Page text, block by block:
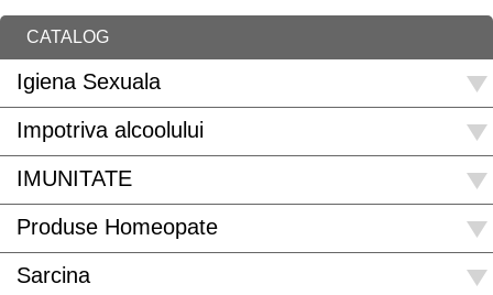
CATALOG
Igiena Sexuala
Impotriva alcoolului
IMUNITATE
Produse Homeopate
Sarcina